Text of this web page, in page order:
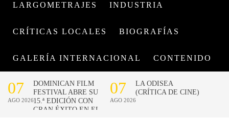
LARGOMETRAJES INDUSTRIA
CRÍTICAS LOCALES BIOGRAFÍAS
GALERÍA INTERNACIONAL CONTENIDO